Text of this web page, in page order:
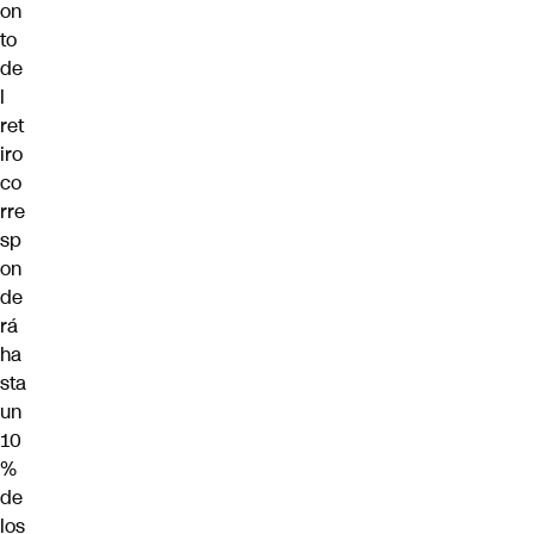
on
to
de
l
ret
iro
co
rre
sp
on
de
rá
ha
sta
un
10
%
de
los